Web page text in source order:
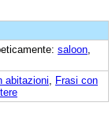
saloon
abitazioni
Frasi con